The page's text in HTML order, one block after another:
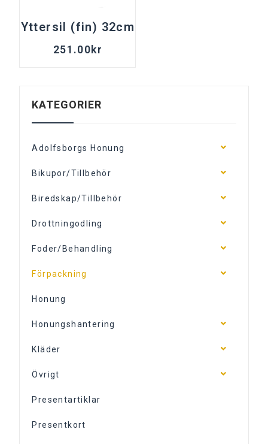
Yttersil (fin) 32cm
251.00kr
KATEGORIER
Adolfsborgs Honung
Bikupor/Tillbehör
Biredskap/Tillbehör
Drottningodling
Foder/Behandling
Förpackning
Honung
Honungshantering
Kläder
Övrigt
Presentartiklar
Presentkort